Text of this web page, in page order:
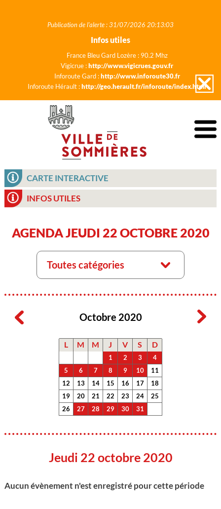
Publication de l'alerte : 31/07/2026 20:13:03
Infos utiles
France Bleu Gard Lozère : 90.2 Mhz
Vigicrue :http://www.vigicrues.gouv.fr
Inforoute Gard :http://www.inforoute30.fr
Inforoute Hérault :http://geo.herault.fr/inforoute/index.html
CARTE INTERACTIVE
INFOS UTILES
AGENDA JEUDI 22 OCTOBRE 2020
Toutes catégories
Octobre 2020
L M M J V S D
1 2 3
4
5
6 7 8 9 10
11
12
13 14 15 16 17
18
19
20 21 22 23 24
25
26
27 28 29 30 31
Jeudi 22 octobre 2020
Aucun évènement n'est enregistré pour cette période